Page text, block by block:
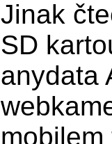
Jinak
SD
anydata